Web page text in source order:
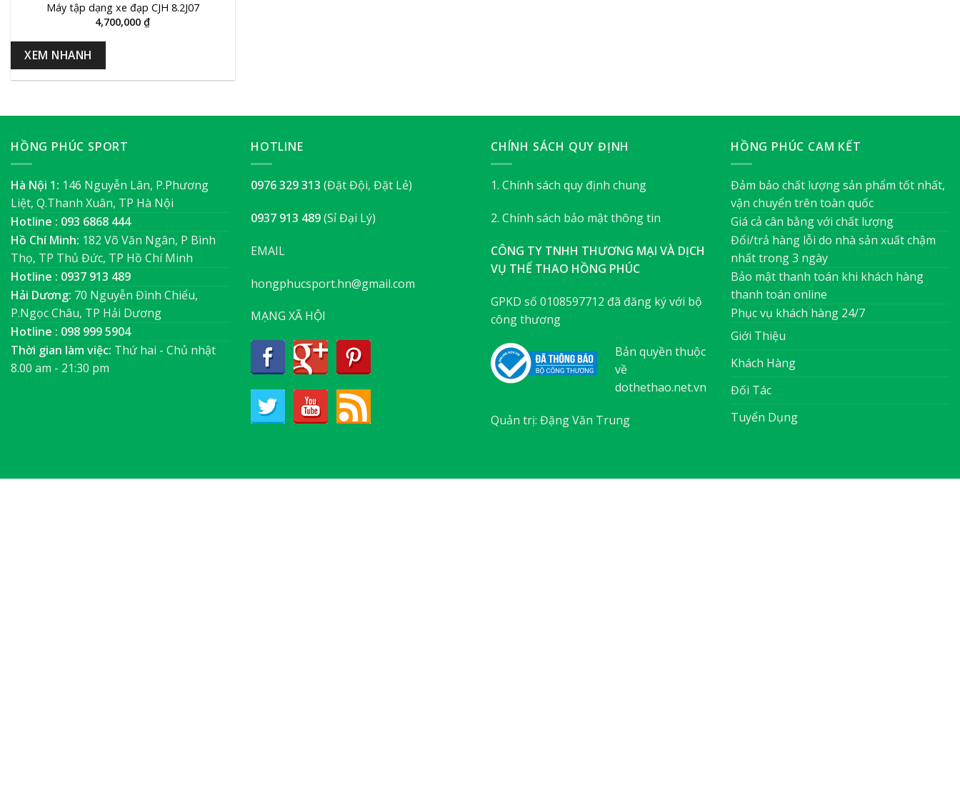
Máy tập dạng xe đạp CJH 8.2J07
4,700,000₫
XEM NHANH
HỒNG PHÚC SPORT
Hà Nội 1: 146 Nguyễn Lân, P.Phương
Liệt, Q.Thanh Xuân, TP Hà Nội
Hotline : 093 6868 444
Hồ Chí Minh: 182 Võ Văn Ngân, P Bình
Thọ, TP Thủ Đức, TP Hồ Chí Minh
Hotline : 0937 913 489
Hải Dương: 70 Nguyễn Đình Chiểu,
P.Ngọc Châu, TP Hải Dương
Hotline : 098 999 5904
Thời gian làm việc: Thứ hai - Chủ nhật
8.00 am - 21:30 pm
HOTLINE
0976 329 313 (Đặt Đội, Đặt Lẻ)
0937 913 489(Sỉ Đại Lý)
EMAIL
hongphucsport.hn@gmail.com
MẠNG XÃ HỘI
CHÍNH SÁCH QUY ĐỊNH
1. Chính sách quy định chung
2. Chính sách bảo mật thông tin
CÔNG TY TNHH THƯƠNG MẠI VÀ DỊCH
VỤ THỂ THAO HỒNG PHÚC
GPKD số 0108597712 đã đăng ký với bộ
công thương
Bản quyền thuộc
về
dothethao.net.vn
Quản trị: Đặng Văn Trung
HỒNG PHÚC CAM KẾT
Đảm bảo chất lượng sản phẩm tốt nhất,
vận chuyển trên toàn quốc
Giá cả cân bằng với chất lượng
Đổi/trả hàng lỗi do nhà sản xuất chậm
nhất trong 3 ngày
Bảo mật thanh toán khi khách hàng
thanh toán online
Phục vụ khách hàng 24/7
Giới Thiệu
Khách Hàng
Đối Tác
Tuyển Dụng